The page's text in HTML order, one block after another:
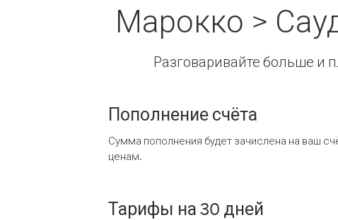
Марокко >
Разговаривайте больше и
Пополнение счёта
Сумма пополнения будет зачислена на ваш
ценам.
Тарифы на 30 дней